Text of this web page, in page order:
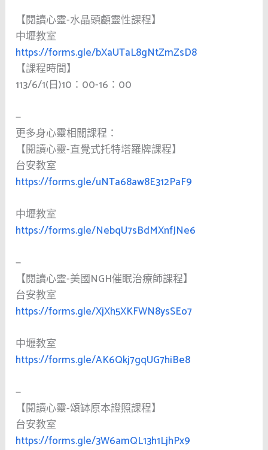
【閱讀心靈-水晶頭顱靈性課程】
中壢教室
https://forms.gle/bXaUTaL8gNtZmZsD8
【課程時間】
113/6/1(日)10：00-16：00
—
更多身心靈相關課程：
【閱讀心靈-直覺式托特塔羅牌課程】
台安教室
https://forms.gle/uNTa68aw8E312PaF9
中壢教室
https://forms.gle/NebqU7sBdMXnfJNe6
—
【閱讀心靈-美國NGH催眠治療師課程】
台安教室
https://forms.gle/XjXh5XKFWN8ysSEo7
中壢教室
https://forms.gle/AK6Qkj7gqUG7hiBe8
—
【閱讀心靈-頌缽原本證照課程】
台安教室
https://forms.gle/3W6amQL13h1LjhPx9